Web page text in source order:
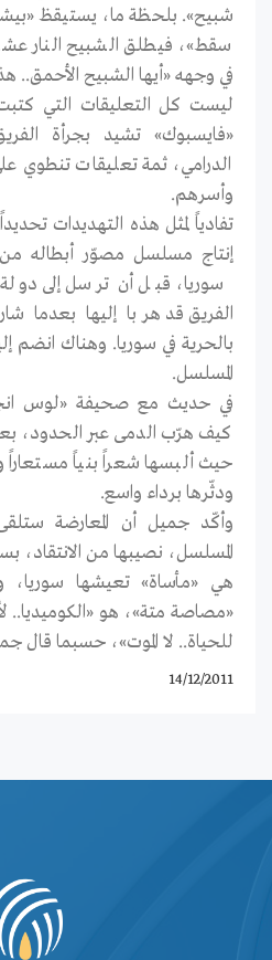
شبيح». بلحظة ما، يستيقظ
سقط»، فيطلق الشبيح النار
في وجهه «أيها الشبيح الأحمق..
ليست كل التعليقات التي
«فايسبوك» تشيد بجرأة
الدرامي، ثمة تعليقات تنطوي
وأسرهم.
تفادياً لمثل هذه التهديدات
إنتاج مسلسل مصوّر أبطاله
سوريا، قبل أن ترسل إلى
الفريق قد هربا إليها بعدما
بالحرية في سوريا. وهناك انضم
المسلسل.
في حديث مع صحيفة «لوس
كيف هرّب الدمى عبر الحدود،
حيث ألبسها شعراً بنياً
ودثّرها برداء واسع.
وأكّد جميل أن المعارضة
المسلسل، نصيبها من الانتقاد،
هي «مأساة» تعيشها
«مصاصة متة»، هو «الكوميديا..
للحياة.. لا الموت»، حسبما قال
14/12/2011